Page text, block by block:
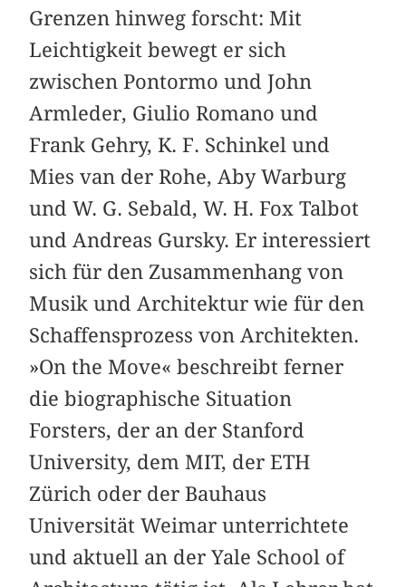
Grenzen hinweg forscht: Mit
Leichtigkeit bewegt er sich
zwischen Pontormo und John
Armleder, Giulio Romano und
Frank Gehry, K. F. Schinkel und
Mies van der Rohe, Aby Warburg
und W. G. Sebald, W. H. Fox Talbot
und Andreas Gursky. Er interessiert
sich für den Zusammenhang von
Musik und Architektur wie für den
Schaffensprozess von Architekten.
»On the Move« beschreibt ferner
die biographische Situation
Forsters, der an der Stanford
University, dem MIT, der ETH
Zürich oder der Bauhaus
Universität Weimar unterrichtete
und aktuell an der Yale School of